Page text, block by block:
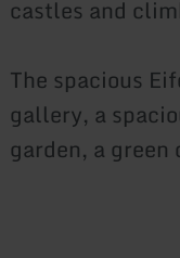
castles and
The spacious
gallery, a
garden, a